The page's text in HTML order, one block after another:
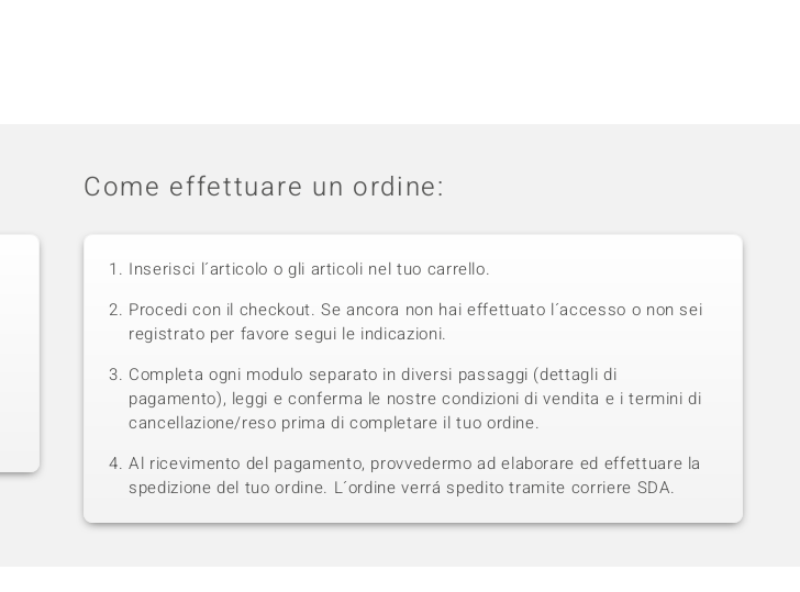
Come effettuare un ordine:
Inserisci l´articolo o gli articoli nel tuo carrello.
Procedi con il checkout. Se ancora non hai effettuato l´accesso o non sei
registrato per favore segui le indicazioni.
Completa ogni modulo separato in diversi passaggi (dettagli di
pagamento), leggi e conferma le nostre condizioni di vendita e i termini di
cancellazione/reso prima di completare il tuo ordine.
Al ricevimento del pagamento, provvedermo ad elaborare ed effettuare la
spedizione del tuo ordine. L´ordine verrá spedito tramite corriere SDA.